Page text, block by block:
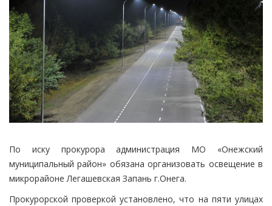
По иску прокурора администрация МО «Онежский
муниципальный район» обязана организовать освещение в
микрорайоне Легашевская Запань г.Онега.
Прокурорской проверкой установлено, что на пяти улицах